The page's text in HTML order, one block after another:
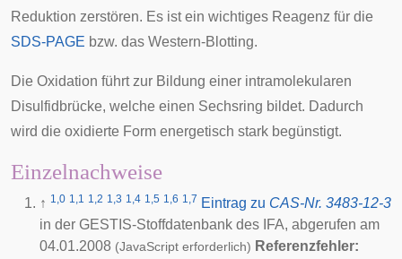
Reduktion zerstören. Es ist ein wichtiges Reagenz für die
SDS-PAGE bzw. das Western-Blotting.
Die Oxidation führt zur Bildung einer intramolekularen
Disulfidbrücke, welche einen Sechsring bildet. Dadurch
wird die oxidierte Form energetisch stark begünstigt.
Einzelnachweise
↑ 1,0 1,1 1,2 1,3 1,4 1,5 1,6 1,7 Eintrag zu CAS-Nr. 3483-12-3
in der GESTIS-Stoffdatenbank des IFA, abgerufen am
04.01.2008 (JavaScript erforderlich) Referenzfehler: